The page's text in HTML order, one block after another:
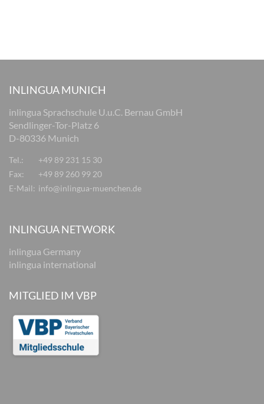
INLINGUA MUNICH
inlingua Sprachschule U.u.C. Bernau GmbH
Sendlinger-Tor-Platz 6
D-80336 Munich
Tel.:
+49 89 231 15 30
Fax:
+49 89 260 99 20
E-Mail: info@inlingua-muenchen.de
INLINGUA NETWORK
inlingua Germany
inlingua international
MITGLIED IM VBP